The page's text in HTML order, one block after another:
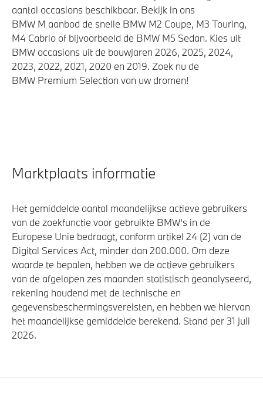
aantal occasions beschikbaar. Bekijk in ons
BMW M aanbod de snelle BMW M2 Coupe, M3 Touring,
M4 Cabrio of bijvoorbeeld de BMW M5 Sedan. Kies uit
BMW occasions uit de bouwjaren 2026, 2025, 2024,
2023, 2022, 2021, 2020 en 2019. Zoek nu de
BMW Premium Selection van uw dromen!
Marktplaats informatie
Het gemiddelde aantal maandelijkse actieve gebruikers
van de zoekfunctie voor gebruikte BMW's in de
Europese Unie bedraagt, conform artikel 24 (2) van de
Digital Services Act, minder dan 200.000. Om deze
waarde te bepalen, hebben we de actieve gebruikers
van de afgelopen zes maanden statistisch geanalyseerd,
rekening houdend met de technische en
gegevensbeschermingsvereisten, en hebben we hiervan
het maandelijkse gemiddelde berekend. Stand per 31 juli
2026.